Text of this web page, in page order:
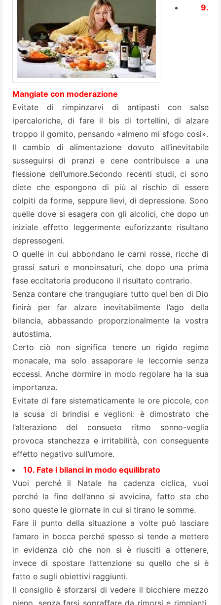
9.
Mangiate con moderazione
Evitate di rimpinzarvi di antipasti con salse
ipercaloriche, di fare il bis di tortellini, di alzare
troppo il gomito, pensando «almeno mi sfogo così».
Il cambio di alimentazione dovuto all’inevitabile
susseguirsi di pranzi e cene contribuisce a una
flessione dell’umore.Secondo recenti studi, ci sono
diete che espongono di più al rischio di essere
colpiti da forme, seppure lievi, di depressione. Sono
quelle dove si esagera con gli alcolici, che dopo un
iniziale effetto leggermente euforizzante risultano
depressogeni.
O quelle in cui abbondano le carni rosse, ricche di
grassi saturi e monoinsaturi, che dopo una prima
fase eccitatoria producono il risultato contrario.
Senza contare che trangugiare tutto quel ben di Dio
finirà per far alzare inevitabilmente l’ago della
bilancia, abbassando proporzionalmente la vostra
autostima.
Certo ciò non significa tenere un rigido regime
monacale, ma solo assaporare le leccornie senza
eccessi. Anche dormire in modo regolare ha la sua
importanza.
Evitate di fare sistematicamente le ore piccole, con
la scusa di brindisi e veglioni: è dimostrato che
l’alterazione del consueto ritmo sonno-veglia
provoca stanchezza e irritabilità, con conseguente
effetto negativo sull’umore.
10. Fate i bilanci in modo equilibrato
Vuoi perché il Natale ha cadenza ciclica, vuoi
perché la fine dell’anno si avvicina, fatto sta che
sono queste le giornate in cui si tirano le somme.
Fare il punto della situazione a volte può lasciare
l’amaro in bocca perché spesso si tende a mettere
in evidenza ciò che non si è riusciti a ottenere,
invece di spostare l’attenzione su quello che si è
fatto e sugli obiettivi raggiunti.
Il consiglio è sforzarsi di vedere il bicchiere mezzo